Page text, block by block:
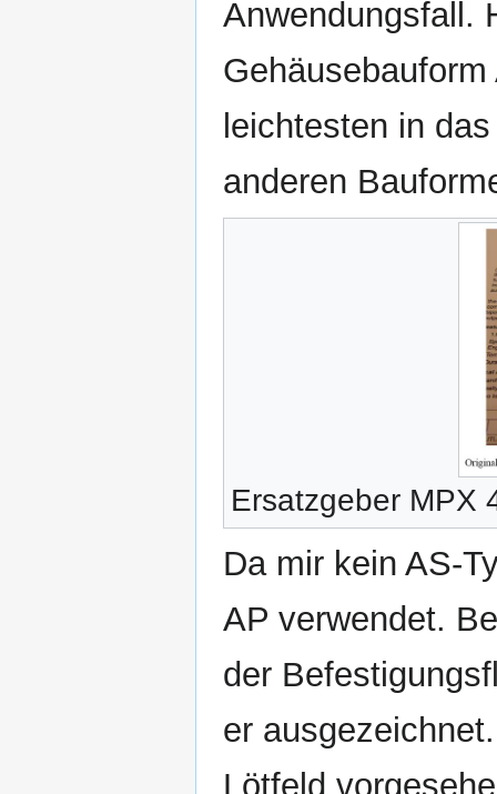
Anwendungsfall.
leichtesten in
anderen
Ersatzgeber MPX
Da mir kein AS-
AP verwendet.
der
er
Lötfeld